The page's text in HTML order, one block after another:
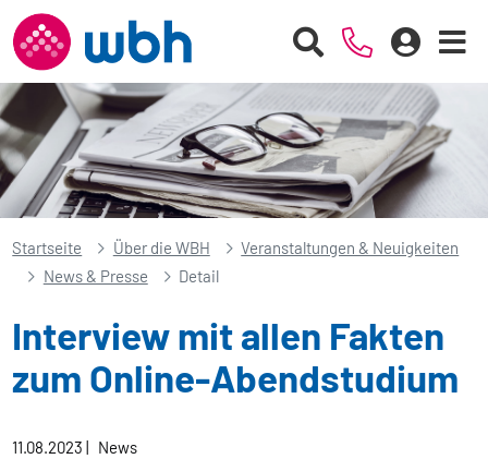
Startseite Über die WBH
Veranstaltungen & Neuigkeiten
News & Presse
Detail
Interview mit allen Fakten
zum Online-Abendstudium
11.08.2023| News